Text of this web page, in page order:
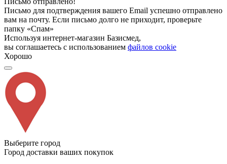
Письмо для подтверждения вашего Email успешно отправлено
вам на почту. Если письмо долго не приходит, проверьте
папку «Спам»
Используя интернет-магазин Базисмед,
вы соглашаетесь с использованием файлов cookie
Хорошо
Выберите город
Город доставки ваших покупок